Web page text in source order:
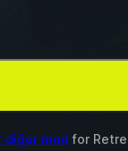
diğer mod for